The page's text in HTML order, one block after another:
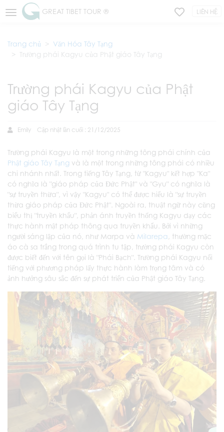
GREAT TIBET TOUR ® LIÊN HỆ
Trang chủ
Văn Hóa Tây Tạng
Trường phái Kagyu của Phật giáo Tây Tạng
Trường phái Kagyu của Phật
giáo Tây Tạng
Emily Cập nhật lần cuối : 21/12/2025
Trường phái Kagyu là một trong những tông phái chính của
Phật giáo Tây Tạng và là một trong những tông phái có nhiều
chi nhánh nhất. Trong tiếng Tây Tạng, từ "Kagyu" kết hợp "Ka"
có nghĩa là "giáo pháp của Đức Phật" và "Gyu" có nghĩa là
"sự truyền thừa", vì vậy "Kagyu" có thể được hiểu là "sự truyền
thừa giáo pháp của Đức Phật". Ngoài ra, thuật ngữ này cũng
biểu thị "truyền khẩu", phản ánh truyền thống Kagyu dạy các
thực hành mật pháp thông qua truyền khẩu. Bởi vì những
người sáng lập của nó, như Marpa và Milarepa, thường mặc
áo cà sa trắng trong quá trình tu tập, trường phái Kagyu còn
được biết đến với tên gọi là "Phái Bạch". Trường phái Kagyu nổi
tiếng với phương pháp lấy thực hành làm trọng tâm và có
ảnh hưởng sâu sắc đến sự phát triển của Phật giáo Tây Tạng.